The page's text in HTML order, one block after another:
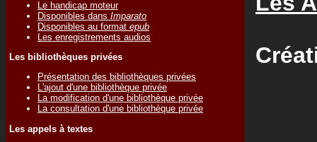
Le handicap moteur
Disponibles dans Imparato
Disponibles au format epub
Les enregistrements audios
Les bibliothèques privées
Présentation des bibliothèques privées
L'ajout d'une bibliothèque privée
La modification d'une bibliothèque privée
La consultation d'une bibliothèque privée
Les appels à textes